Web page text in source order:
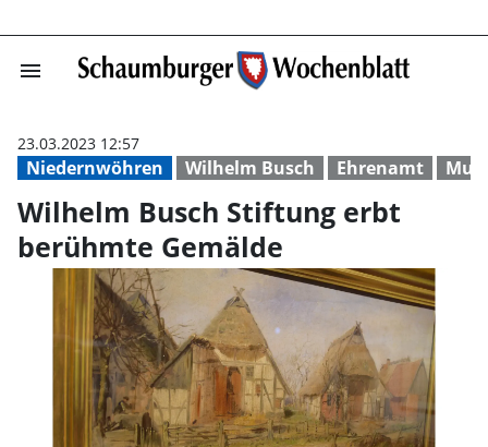
menu Wilhelm Busch
Niedernwöhren Wilhelm Busch Ehrenamt
23.03.2023 12:57
Wilhelm Busch Stiftung erbt
berühmte Gemälde